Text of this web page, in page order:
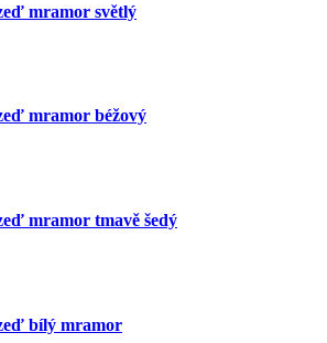
mramor světlý
mramor béžový
mramor tmavě šedý
bílý mramor